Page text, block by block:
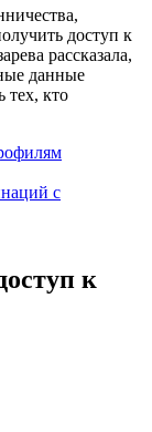
доступ к
рассказала,
данные
тех, кто
с
к